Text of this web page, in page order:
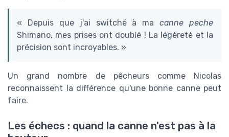
« Depuis que j'ai switché à macanne peche
Shimano, mes prises ont doublé ! La légèreté et la
précision sont incroyables. »
Un grand nombre de pêcheurs comme Nicolas
reconnaissent la différence qu'une bonne canne peut
faire.
Les échecs : quand la canne n'est pas à la